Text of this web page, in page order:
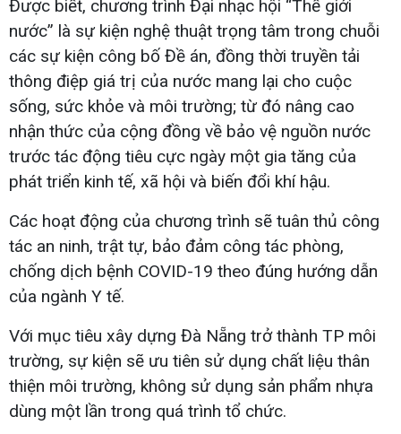
Được biết, chương trình Đại nhạc hội “Thế giới
nước” là sự kiện nghệ thuật trọng tâm trong chuỗi
các sự kiện công bố Đề án, đồng thời truyền tải
thông điệp giá trị của nước mang lại cho cuộc
sống, sức khỏe và môi trường; từ đó nâng cao
nhận thức của cộng đồng về bảo vệ nguồn nước
trước tác động tiêu cực ngày một gia tăng của
phát triển kinh tế, xã hội và biến đổi khí hậu.
Các hoạt động của chương trình sẽ tuân thủ công
tác an ninh, trật tự, bảo đảm công tác phòng,
chống dịch bệnh COVID-19 theo đúng hướng dẫn
của ngành Y tế.
Với mục tiêu xây dựng Đà Nẵng trở thành TP môi
trường, sự kiện sẽ ưu tiên sử dụng chất liệu thân
thiện môi trường, không sử dụng sản phẩm nhựa
dùng một lần trong quá trình tổ chức.